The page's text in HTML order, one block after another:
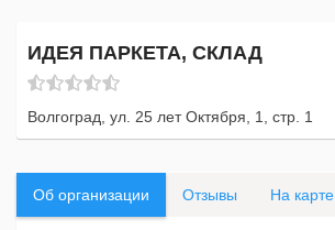
ИДЕЯ ПАРКЕТА, СКЛАД
Волгоград, ул. 25 лет Октября, 1, стр. 1
Об организации Отзывы На карте